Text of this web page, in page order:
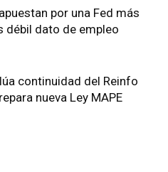
por una Fed más
débil dato de empleo
continuidad del Reinfo
nueva Ley MAPE